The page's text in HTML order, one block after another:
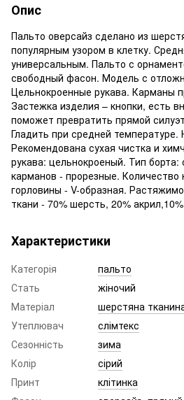
Опис
Пальто оверсайз сделано из
популярным узором в клетку.
универсальным. Пальто с
свободный фасон. Модель с
Цельнокроенные рукава. Карманы
Застежка изделия – кнопки, есть
поможет превратить прямой
Гладить при средней
Рекомендована сухая чистка и
рукава: цельнокроеный. Тип борта:
карманов - прорезные. Количество
горловины - V-образная.
ткани - 70% шерсть, 20%
Характеристики
Категорія
пальто
Стать
жіночий
Матеріал
шерстяна
Утеплювач
слімтекс
Сезонність
зима
Колір
сірий
Принт
клітинка